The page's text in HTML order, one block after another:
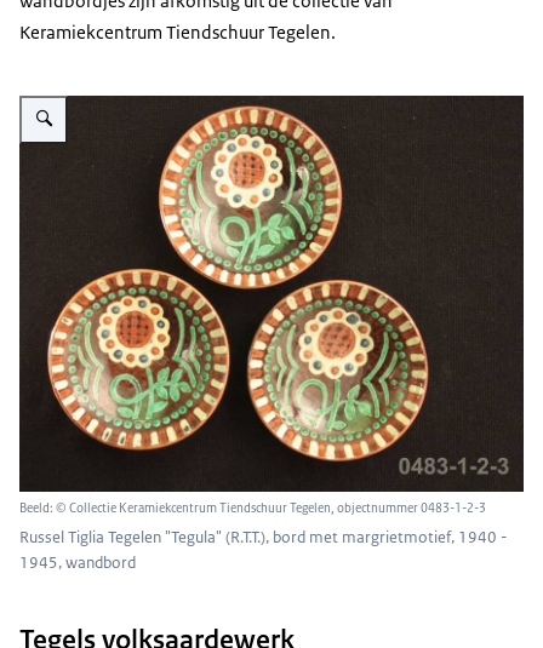
Keramiekcentrum Tiendschuur Tegelen.
Vergroot afbeelding Russel Tiglia Tegelen "Tegula" (R.T.T.), bord met
Beeld: © Collectie Keramiekcentrum Tiendschuur Tegelen, objectnummer 0483-1-2-3
Russel Tiglia Tegelen "Tegula" (R.T.T.), bord met margrietmotief, 1940 -
1945, wandbord
Tegels volksaardewerk